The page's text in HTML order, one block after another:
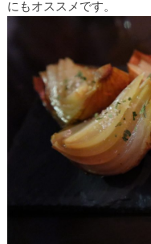
にもオススメです。